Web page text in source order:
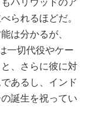
られるほどだ。
は分かるが、
一切代役やケー
、さらに彼に対
あるし、インド
誕生を祝ってい